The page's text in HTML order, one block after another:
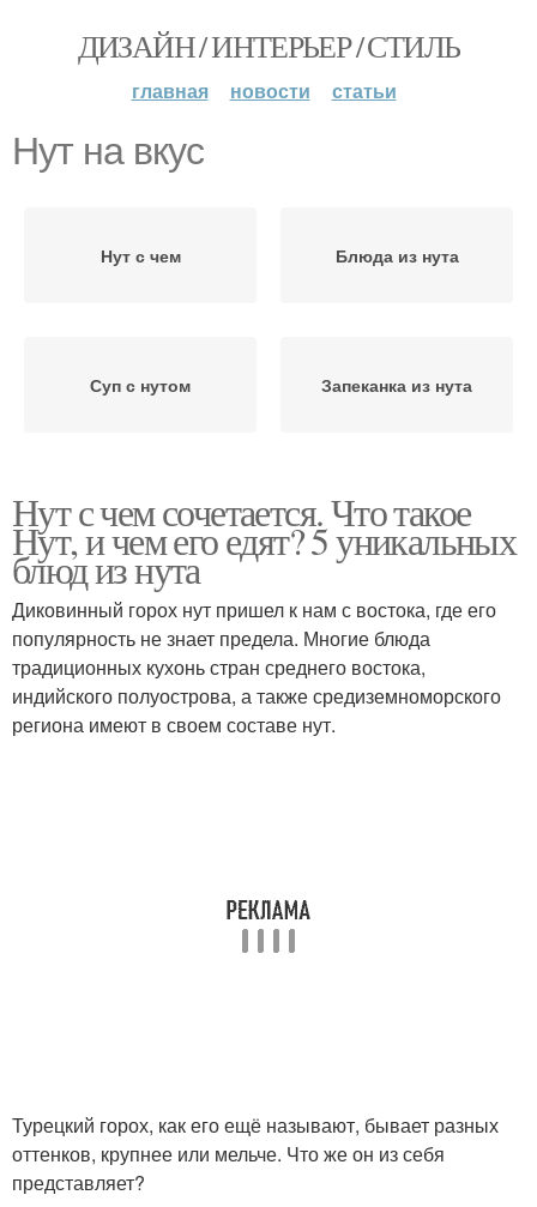
ДИЗАЙН / ИНТЕРЬЕР / СТИЛЬ
главная новости статьи
Нут на вкус
Нут с чем Блюда из нута
Суп с нутом Запеканка из нута
Нут с чем сочетается. Что такое
Нут, и чем его едят? 5 уникальных
блюд из нута
Диковинный горох нут пришел к нам с востока, где его
популярность не знает предела. Многие блюда
традиционных кухонь стран среднего востока,
индийского полуострова, а также средиземноморского
региона имеют в своем составе нут.
Турецкий горох, как его ещё называют, бывает разных
оттенков, крупнее или мельче. Что же он из себя
представляет?